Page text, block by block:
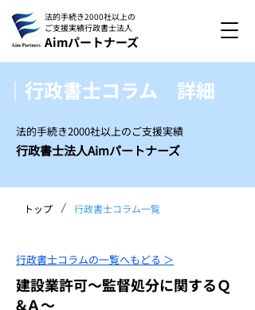
法的手続き2000社以上の
ご支援実績行政書士法人
Aimパートナーズ
｜行政書士コラム 詳細
法的手続き2000社以上のご支援実績
行政書士法人Aimパートナーズ
トップ / 行政書士コラム一覧
行政書士コラムの一覧へもどる ＞
建設業許可～監督処分に関するＱ
&Ａ～